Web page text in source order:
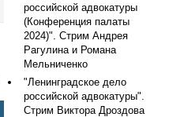
российской адвокатуры
(Конференция палаты
2024)". Стрим Андрея
Рагулина и Романа
Мельниченко
"Ленинградское дело
российской адвокатуры".
Стрим Виктора Дроздова